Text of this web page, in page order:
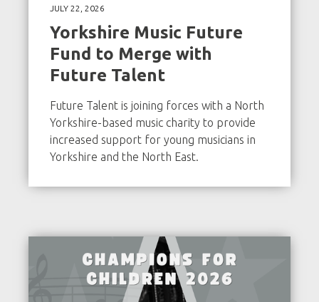
JULY 22, 2026
Yorkshire Music Future
Fund to Merge with
Future Talent
Future Talent is joining forces with a North
Yorkshire-based music charity to provide
increased support for young musicians in
Yorkshire and the North East.